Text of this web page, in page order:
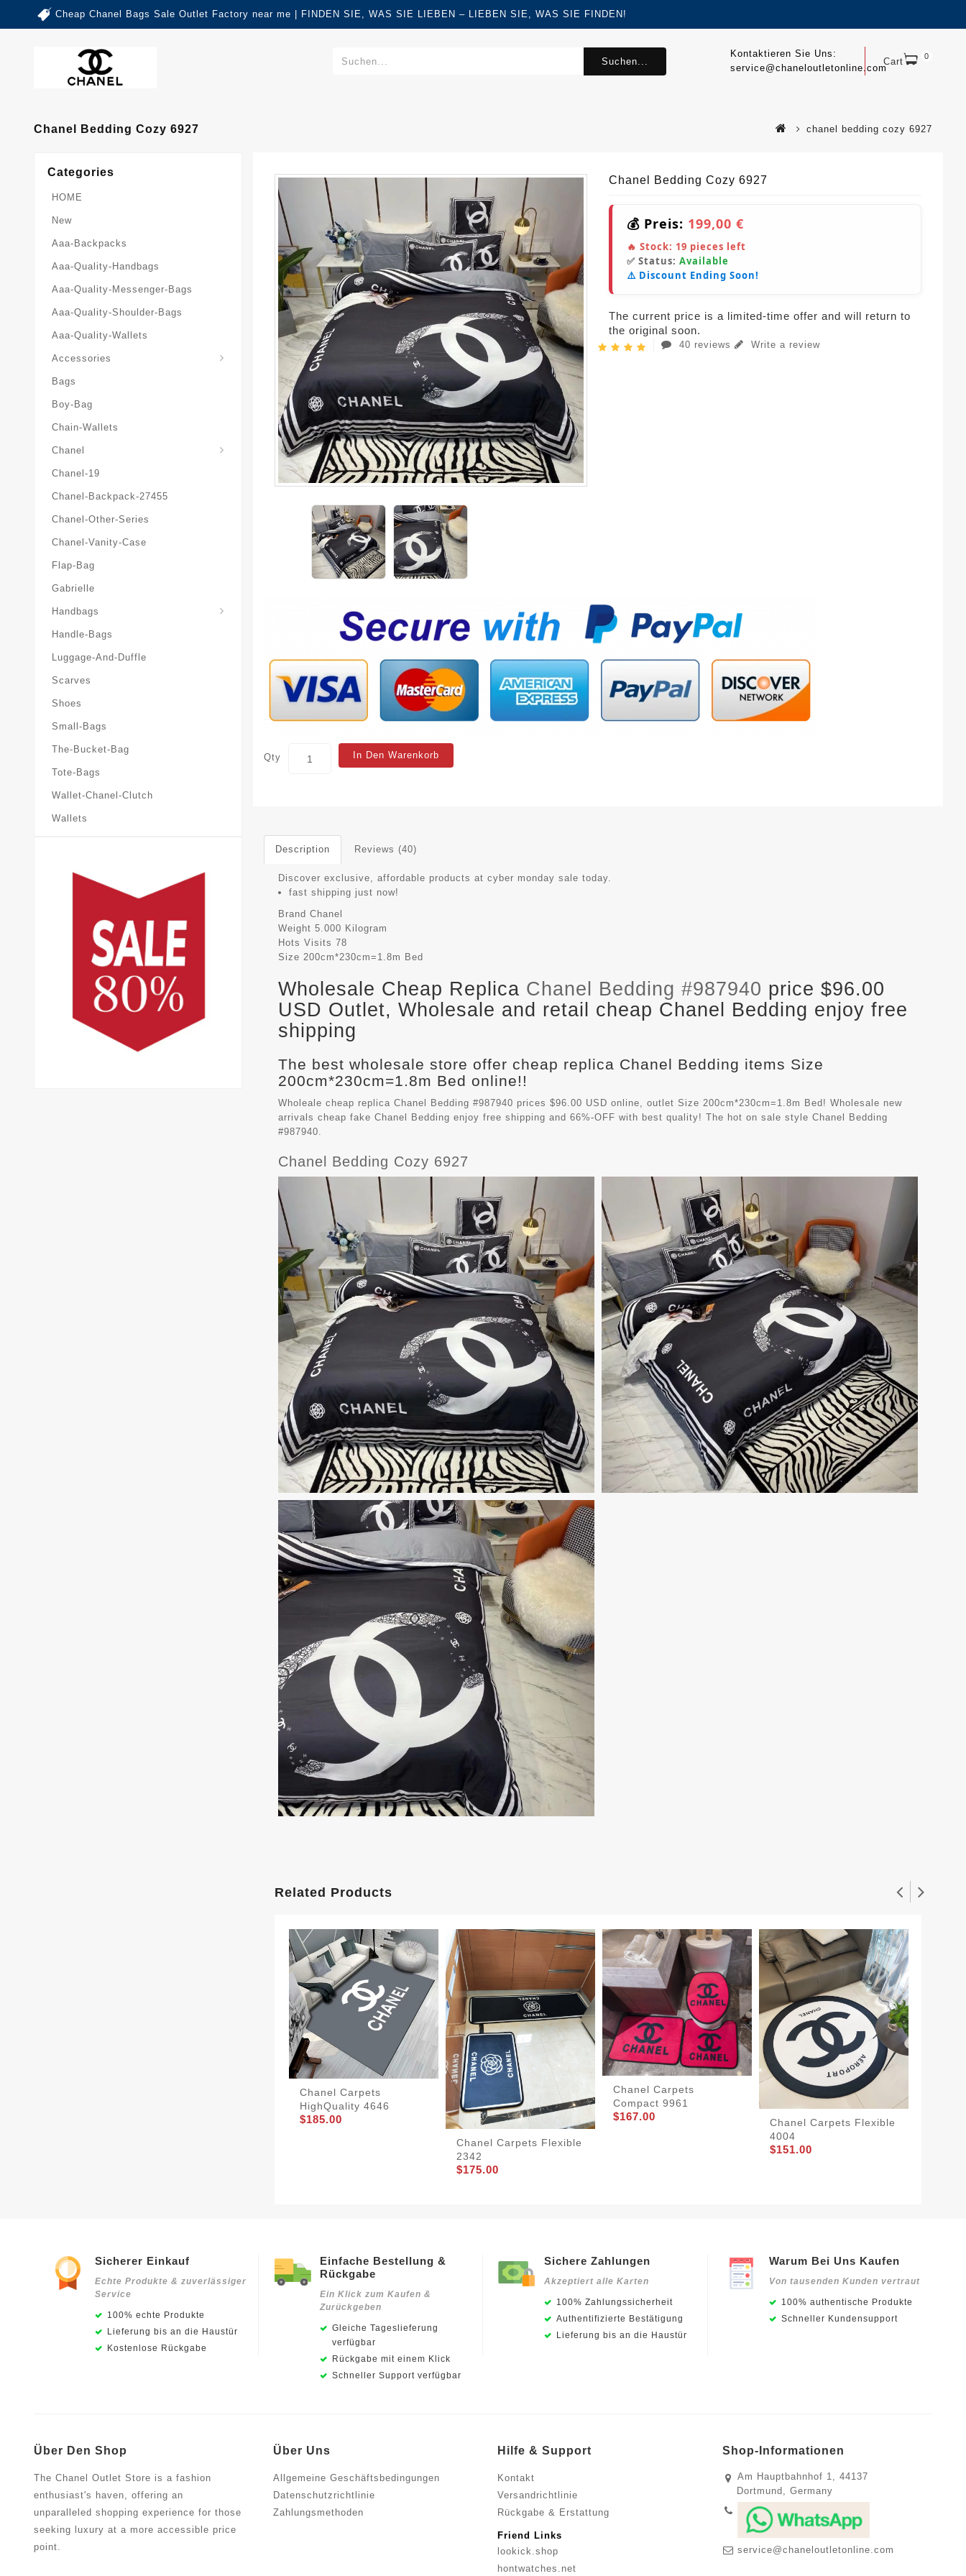
Cheap Chanel Bags Sale Outlet Factory near me | FINDEN SIE, WAS SIE LIEBEN – LIEBEN SIE, WAS SIE FINDEN!
Cart 0
Kontaktieren Sie Uns:
service@chaneloutletonline.com
Suchen...
Chanel Bedding Cozy 6927 chanel bedding cozy 6927
Categories
HOME
New
Aaa-Backpacks
Aaa-Quality-Handbags
Aaa-Quality-Messenger-Bags
Aaa-Quality-Shoulder-Bags
Aaa-Quality-Wallets
Accessories
Bags
Boy-Bag
Chain-Wallets
Chanel
Chanel-19
Chanel-Backpack-27455
Chanel-Other-Series
Chanel-Vanity-Case
Flap-Bag
Gabrielle
Handbags
Handle-Bags
Luggage-And-Duffle
Scarves
Shoes
Small-Bags
The-Bucket-Bag
Tote-Bags
Wallet-Chanel-Clutch
Wallets
Chanel Bedding Cozy 6927
💰 Preis: 199,00 €
🔥 Stock: 19 pieces left
✅ Status: Available
⚠️ Discount Ending Soon!
The current price is a limited-time offer and will return to
the original soon.
40 reviews Write a review
Qty In Den Warenkorb
Description Reviews (40)
Discover exclusive, affordable products at cyber monday sale today.
fast shipping just now!
Brand Chanel
Weight 5.000 Kilogram
Hots Visits 78
Size 200cm*230cm=1.8m Bed
Wholesale Cheap Replica Chanel Bedding #987940 price $96.00
USD Outlet, Wholesale and retail cheap Chanel Bedding enjoy free
shipping
The best wholesale store offer cheap replica Chanel Bedding items Size
200cm*230cm=1.8m Bed online!!
Wholeale cheap replica Chanel Bedding #987940 prices $96.00 USD online, outlet Size 200cm*230cm=1.8m Bed! Wholesale new
arrivals cheap fake Chanel Bedding enjoy free shipping and 66%-OFF with best quality! The hot on sale style Chanel Bedding
#987940.
Chanel Bedding Cozy 6927
Related Products
Chanel Carpets
HighQuality 4646
$185.00
Chanel Carpets Flexible
2342
$175.00
Chanel Carpets
Compact 9961
$167.00
Chanel Carpets Flexible
4004
$151.00
Sicherer Einkauf
Echte Produkte & zuverlässiger
Service
100% echte Produkte
Lieferung bis an die Haustür
Kostenlose Rückgabe
Einfache Bestellung &
Rückgabe
Ein Klick zum Kaufen &
Zurückgeben
Gleiche Tageslieferung
verfügbar
Rückgabe mit einem Klick
Schneller Support verfügbar
Sichere Zahlungen
Akzeptiert alle Karten
100% Zahlungssicherheit
Authentifizierte Bestätigung
Lieferung bis an die Haustür
Warum Bei Uns Kaufen
Von tausenden Kunden vertraut
100% authentische Produkte
Schneller Kundensupport
Über Den Shop
The Chanel Outlet Store is a fashion
enthusiast's haven, offering an
unparalleled shopping experience for those
seeking luxury at a more accessible price
point.
Über Uns
Allgemeine Geschäftsbedingungen
Datenschutzrichtlinie
Zahlungsmethoden
Hilfe & Support
Kontakt
Versandrichtlinie
Rückgabe & Erstattung
Friend Links
lookick.shop
hontwatches.net
Shop-Informationen
Am Hauptbahnhof 1, 44137
Dortmund, Germany
service@chaneloutletonline.com